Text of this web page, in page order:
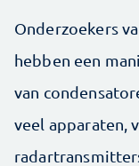
Onderzoekers
hebben een
van
veel apparaten,